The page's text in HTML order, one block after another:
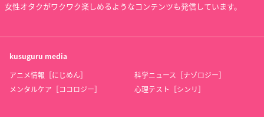
女性オタクがワクワク楽しめるようなコンテンツも発信しています。
kusuguru media
アニメ情報［にじめん］
科学ニュース［ナゾロジー］
メンタルケア［ココロジー］
心理テスト［シンリ］